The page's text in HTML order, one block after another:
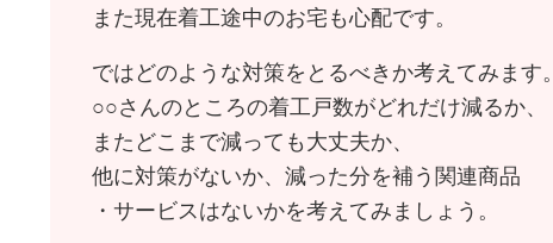
また現在着工途中のお宅も心配です。
ではどのような対策をとるべきか考えてみます。
○○さんのところの着工戸数がどれだけ減るか、
またどこまで減っても大丈夫か、
他に対策がないか、減った分を補う関連商品
・サービスはないかを考えてみましょう。